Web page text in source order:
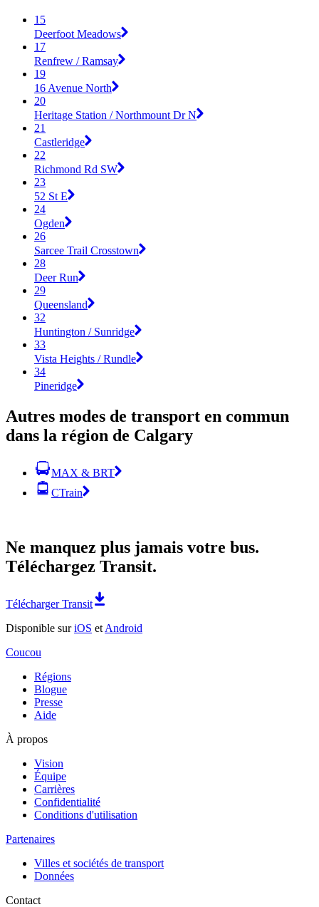
15
Deerfoot Meadows
17
Renfrew / Ramsay
19
16 Avenue North
20
Heritage Station / Northmount Dr N
21
Castleridge
22
Richmond Rd SW
23
52 St E
24
Ogden
26
Sarcee Trail Crosstown
28
Deer Run
29
Queensland
32
Huntington / Sunridge
33
Vista Heights / Rundle
34
Pineridge
Autres modes de transport en commun
dans la région de Calgary
MAX & BRT
CTrain
Ne manquez plus jamais votre bus.
Téléchargez Transit.
Télécharger Transit
Disponible suriOS et Android
Coucou
Régions
Blogue
Presse
Aide
À propos
Vision
Équipe
Carrières
Confidentialité
Conditions d'utilisation
Partenaires
Villes et sociétés de transport
Données
Contact